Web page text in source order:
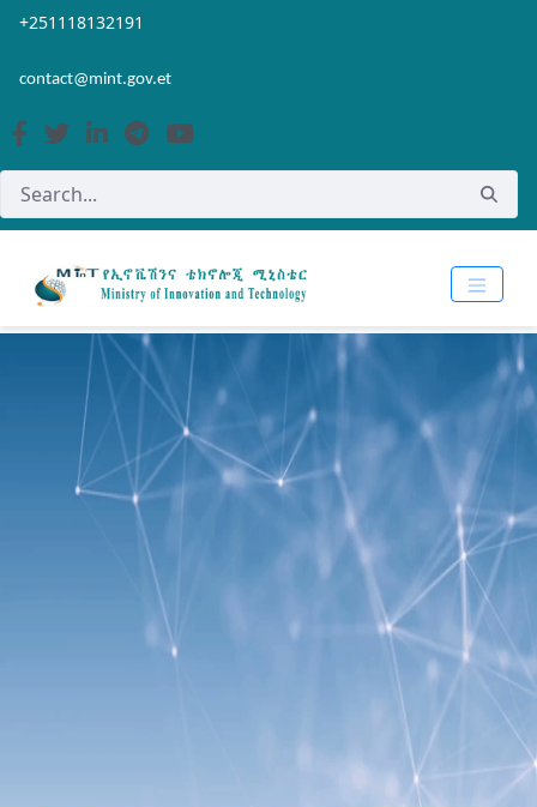
Skip to Main Content
Open Accessibility Menu
+251118132191
contact@mint.gov.et